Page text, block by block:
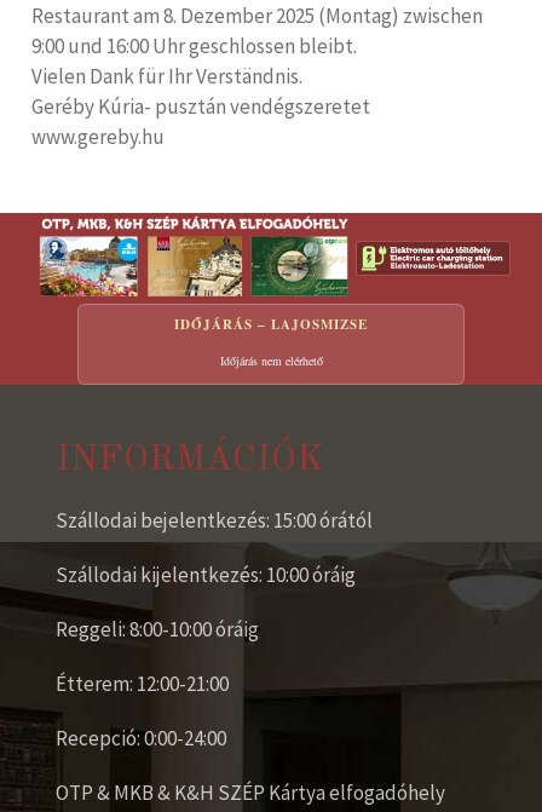
Restaurant am 8. Dezember 2025 (Montag) zwischen
9:00 und 16:00 Uhr geschlossen bleibt.
Vielen Dank für Ihr Verständnis.
Geréby Kúria- pusztán vendégszeretet
www.gereby.hu
IDŐJÁRÁS – LAJOSMIZSE
Időjárás nem elérhető
INFORMÁCIÓK
Szállodai bejelentkezés: 15:00 órától
Szállodai kijelentkezés: 10:00 óráig
Reggeli: 8:00-10:00 óráig
Étterem: 12:00-21:00
Recepció: 0:00-24:00
OTP & MKB & K&H SZÉP Kártya elfogadóhely